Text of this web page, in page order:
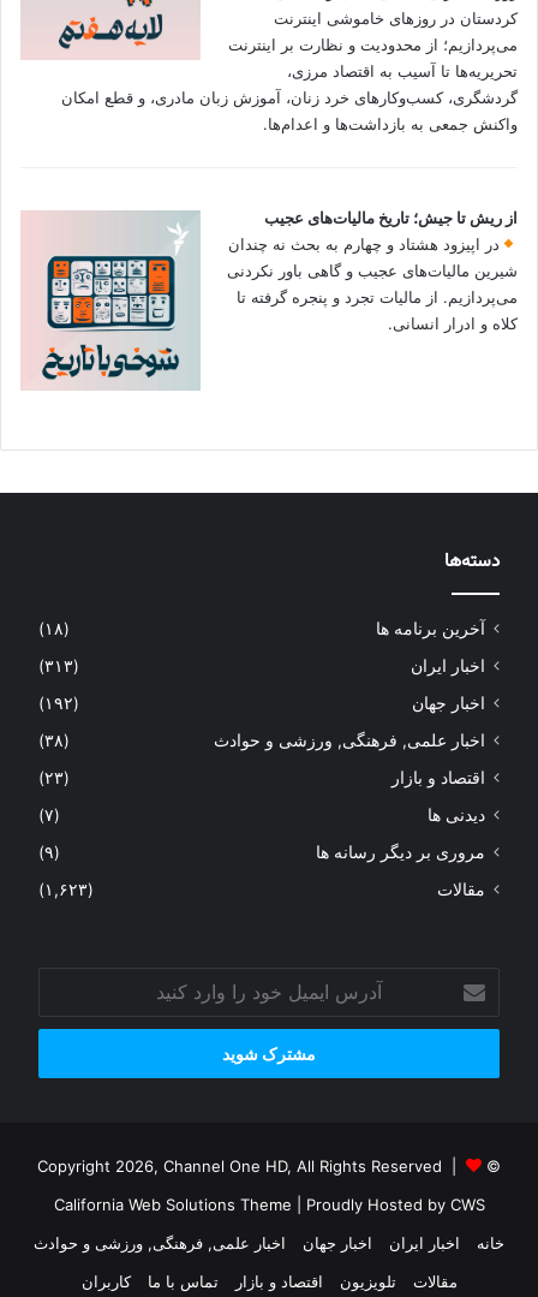
کردستان در روزهای خاموشی اینترنت
می‌پردازیم؛ از محدودیت و نظارت بر اینترنت
تحریریه‌ها تا آسیب به اقتصاد مرزی،
گردشگری، کسب‌وکارهای خرد زنان، آموزش زبان مادری، و قطع امکان
واکنش جمعی به بازداشت‌ها و اعدام‌ها.
از ریش تا جیش؛ تاریخ مالیات‌های عجیب
در اپیزود هشتاد و چهارم به بحث نه چندان
شیرین مالیات‌های عجیب و گاهی باور نکردنی‌
می‌پردازیم. از مالیات تجرد و پنجره گرفته تا
کلاه و ادرار انسانی.
دسته‌ها
آخرین برنامه ها
(۱۸)
اخبار ایران
(۳۱۳)
اخبار جهان
(۱۹۲)
اخبار علمی, فرهنگی, ورزشی و حوادث
(۳۸)
اقتصاد و بازار
(۲۳)
دیدنی ها
(۷)
مروری بر دیگر رسانه ها
(۹)
مقالات
(۱,۶۲۳)
آدرس
ایمیل
خود
وارد
© Copyright 2026, Channel One HD, All Rights Reserved |
California Web Solutions Theme | Proudly Hosted by CWS
خانه
اخبار ایران اخبار جهان
اخبار علمی, فرهنگی, ورزشی و حوادث
مقالات
تلویزیون اقتصاد و بازار تماس با ما کاربران